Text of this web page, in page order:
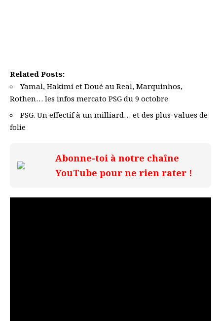
Related Posts:
Yamal, Hakimi et Doué au Real, Marquinhos,
Rothen… les infos mercato PSG du 9 octobre
PSG. Un effectif à un milliard… et des plus-values de
folie
Abonne-toi à notre chaîne
YouTube pour ne rien rater !